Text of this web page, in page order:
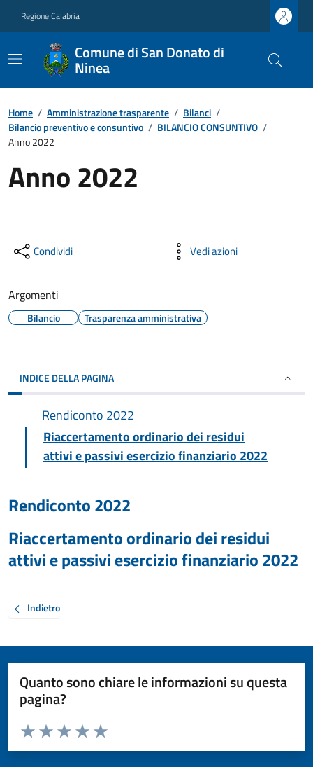
Regione Calabria
Comune di San Donato di
Ninea
Home / Amministrazione trasparente / Bilanci /
Bilancio preventivo e consuntivo / BILANCIO CONSUNTIVO /
Anno 2022
Anno 2022
Condividi Vedi azioni
Argomenti
Bilancio Trasparenza amministrativa
INDICE DELLA PAGINA
Rendiconto 2022
Riaccertamento ordinario dei residui
attivi e passivi esercizio finanziario 2022
Rendiconto 2022
Riaccertamento ordinario dei residui
attivi e passivi esercizio finanziario 2022
Indietro
Quanto sono chiare le informazioni su questa
pagina?
Valuta da 1 a 5 stelle la pagina
Valuta 5 stelle su 5
Valuta 4 stelle su 5
Valuta 3 stelle su 5
Valuta 2 stelle su 5
Valuta 1 stelle su 5